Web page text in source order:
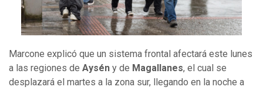
Marcone explicó que un sistema frontal afectará este lunes
a las regiones de Aysén y de Magallanes, el cual se
desplazará el martes a la zona sur, llegando en la noche a